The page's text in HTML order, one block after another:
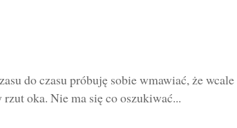
do czasu próbuję sobie wmawiać, że wcale
oka. Nie ma się co oszukiwać...